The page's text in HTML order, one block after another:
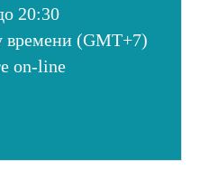
20:30
времени (GMT+7)
on-line